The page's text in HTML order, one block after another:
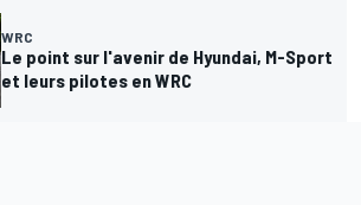
WRC
Le point sur l'avenir de Hyundai, M-Sport
et leurs pilotes en WRC